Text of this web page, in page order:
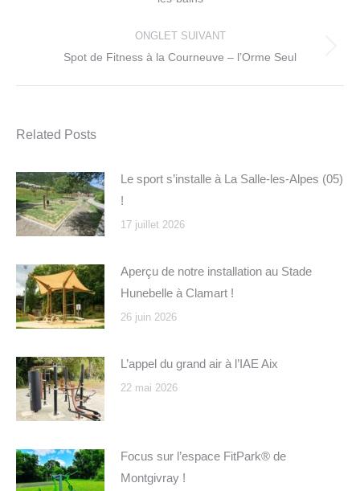
ONGLET SUIVANT
Onglet
Spot de Fitness à la Courneuve – l’Orme Seul
Related Posts
Le sport s’installe à La Salle-les-Alpes (05)
!
17 juillet 2026
Aperçu de notre installation au Stade
Hunebelle à Clamart !
26 juin 2026
L’appel du grand air à l’IAE Aix
22 mai 2026
Focus sur l’espace FitPark® de
Montgivray !